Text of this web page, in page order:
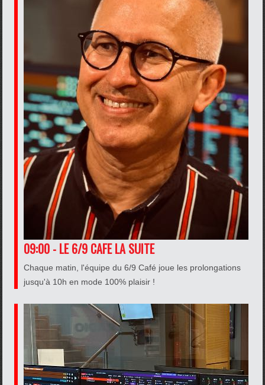
09:00 - LE 6/9 CAFE LA SUITE
Chaque matin, l'équipe du 6/9 Café joue les prolongations
jusqu'à 10h en mode 100% plaisir !